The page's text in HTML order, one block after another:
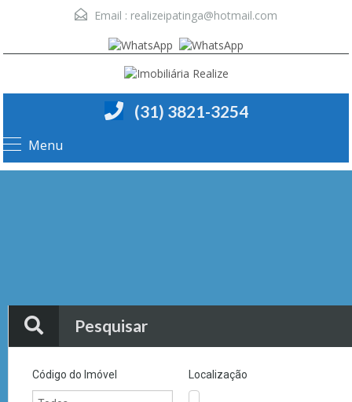
Email : realizeipatinga@hotmail.com
(31) 3821-3254
Menu
Pesquisar
Código do Imóvel Localização